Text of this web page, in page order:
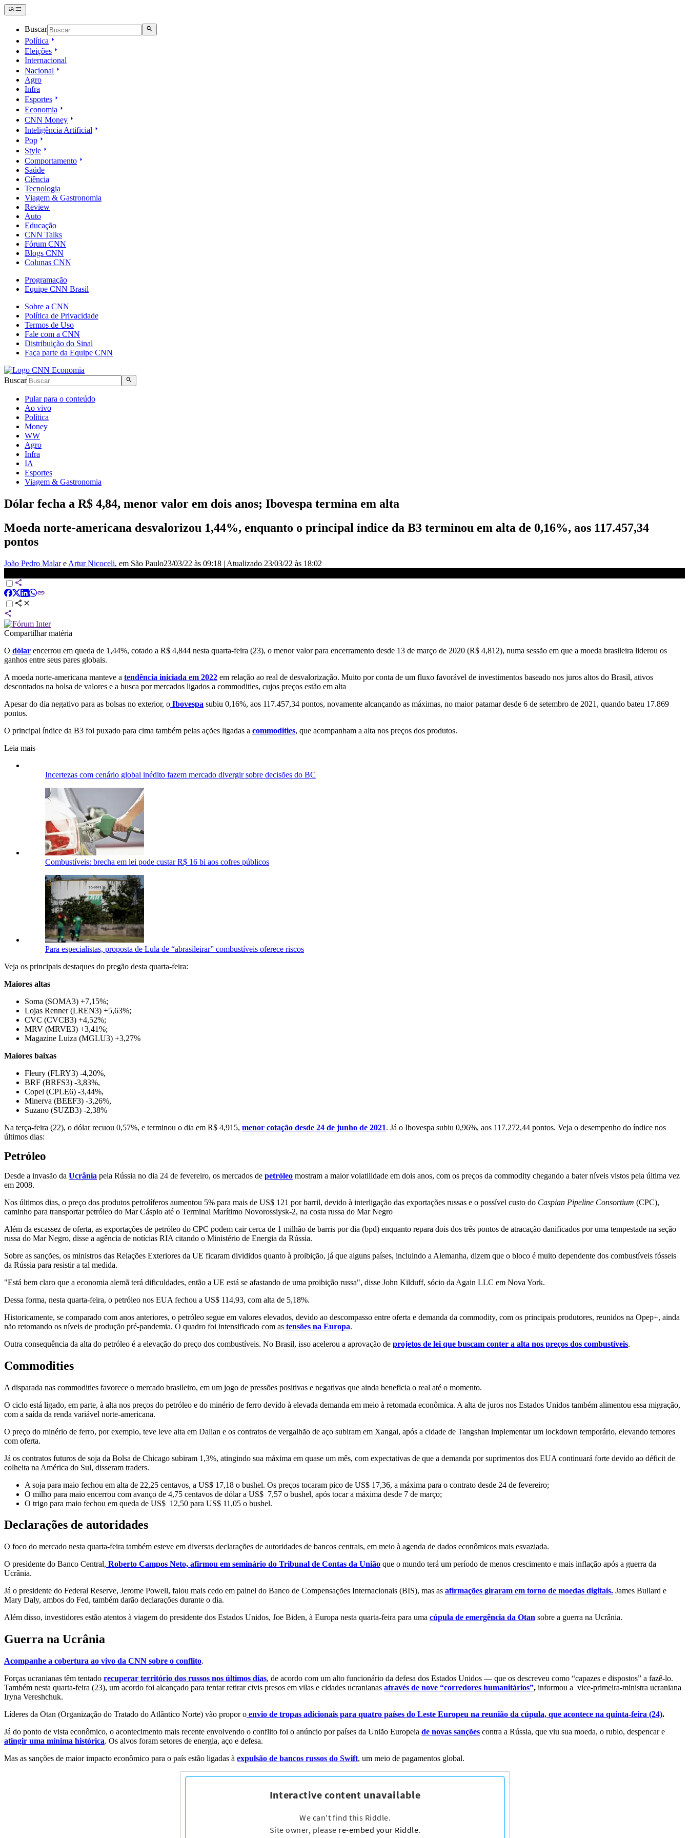
Buscar
Política
Eleições
Internacional
Nacional
Agro
Infra
Esportes
Economia
CNN Money
Inteligência Artificial
Pop
Style
Comportamento
Saúde
Ciência
Tecnologia
Viagem & Gastronomia
Review
Auto
Educação
CNN Talks
Fórum CNN
Blogs CNN
Colunas CNN
Programação
Equipe CNN Brasil
Sobre a CNN
Política de Privacidade
Termos de Uso
Fale com a CNN
Distribuição do Sinal
Faça parte da Equipe CNN
Buscar
Pular para o conteúdo
Ao vivo
Política
Money
WW
Agro
Infra
IA
Esportes
Viagem & Gastronomia
Dólar fecha a R$ 4,84, menor valor em dois anos; Ibovespa termina em alta
Moeda norte-americana desvalorizou 1,44%, enquanto o principal índice da B3 terminou em alta de 0,16%, aos 117.457,34
pontos
João Pedro Malare Artur Nicoceli, em São Paulo23/03/22 às 09:18 | Atualizado 23/03/22 às 18:02
Compartilhar matéria
O dólar encerrou em queda de 1,44%, cotado a R$ 4,844 nesta quarta-feira (23), o menor valor para encerramento desde 13 de março de 2020 (R$ 4,812), numa sessão em que a moeda brasileira liderou os
ganhos entre seus pares globais.
A moeda norte-americana manteve a tendência iniciada em 2022 em relação ao real de desvalorização. Muito por conta de um fluxo favorável de investimentos baseado nos juros altos do Brasil, ativos
descontados na bolsa de valores e a busca por mercados ligados a commodities, cujos preços estão em alta
Apesar do dia negativo para as bolsas no exterior, o Ibovespa subiu 0,16%, aos 117.457,34 pontos, novamente alcançando as máximas, no maior patamar desde 6 de setembro de 2021, quando bateu 17.869
pontos.
O principal índice da B3 foi puxado para cima também pelas ações ligadas a commodities, que acompanham a alta nos preços dos produtos.
Leia mais
Incertezas com cenário global inédito fazem mercado divergir sobre decisões do BC
Combustíveis: brecha em lei pode custar R$ 16 bi aos cofres públicos
Para especialistas, proposta de Lula de “abrasileirar” combustíveis oferece riscos
Veja os principais destaques do pregão desta quarta-feira:
Maiores altas
Soma (SOMA3) +7,15%;
Lojas Renner (LREN3) +5,63%;
CVC (CVCB3) +4,52%;
MRV (MRVE3) +3,41%;
Magazine Luiza (MGLU3) +3,27%
Maiores baixas
Fleury (FLRY3) -4,20%,
BRF (BRFS3) -3,83%,
Copel (CPLE6) -3,44%,
Minerva (BEEF3) -3,26%,
Suzano (SUZB3) -2,38%
Na terça-feira (22), o dólar recuou 0,57%, e terminou o dia em R$ 4,915, menor cotação desde 24 de junho de 2021. Já o Ibovespa subiu 0,96%, aos 117.272,44 pontos. Veja o desempenho do índice nos
últimos dias:
Petróleo
Desde a invasão da Ucrânia pela Rússia no dia 24 de fevereiro, os mercados de petróleo mostram a maior volatilidade em dois anos, com os preços da commodity chegando a bater níveis vistos pela última vez
em 2008.
Nos últimos dias, o preço dos produtos petrolíferos aumentou 5% para mais de US$ 121 por barril, devido à interligação das exportações russas e o possível custo do Caspian Pipeline Consortium (CPC),
caminho para transportar petróleo do Mar Cáspio até o Terminal Marítimo Novorossiysk-2, na costa russa do Mar Negro
Além da escassez de oferta, as exportações de petróleo do CPC podem cair cerca de 1 milhão de barris por dia (bpd) enquanto repara dois dos três pontos de atracação danificados por uma tempestade na seção
russa do Mar Negro, disse a agência de notícias RIA citando o Ministério de Energia da Rússia.
Sobre as sanções, os ministros das Relações Exteriores da UE ficaram divididos quanto à proibição, já que alguns países, incluindo a Alemanha, dizem que o bloco é muito dependente dos combustíveis fósseis
da Rússia para resistir a tal medida.
"Está bem claro que a economia alemã terá dificuldades, então a UE está se afastando de uma proibição russa", disse John Kilduff, sócio da Again LLC em Nova York.
Dessa forma, nesta quarta-feira, o petróleo nos EUA fechou a US$ 114,93, com alta de 5,18%.
Historicamente, se comparado com anos anteriores, o petróleo segue em valores elevados, devido ao descompasso entre oferta e demanda da commodity, com os principais produtores, reunidos na Opep+, ainda
não retomando os níveis de produção pré-pandemia. O quadro foi intensificado com as tensões na Europa.
Outra consequência da alta do petróleo é a elevação do preço dos combustíveis. No Brasil, isso acelerou a aprovação de projetos de lei que buscam conter a alta nos preços dos combustíveis.
Commodities
A disparada nas commodities favorece o mercado brasileiro, em um jogo de pressões positivas e negativas que ainda beneficia o real até o momento.
O ciclo está ligado, em parte, à alta nos preços do petróleo e do minério de ferro devido à elevada demanda em meio à retomada econômica. A alta de juros nos Estados Unidos também alimentou essa migração,
com a saída da renda variável norte-americana.
O preço do minério de ferro, por exemplo, teve leve alta em Dalian e os contratos de vergalhão de aço subiram em Xangai, após a cidade de Tangshan implementar um lockdown temporário, elevando temores
com oferta.
Já os contratos futuros de soja da Bolsa de Chicago subiram 1,3%, atingindo sua máxima em quase um mês, com expectativas de que a demanda por suprimentos dos EUA continuará forte devido ao déficit de
colheita na América do Sul, disseram traders.
A soja para maio fechou em alta de 22,25 centavos, a US$ 17,18 o bushel. Os preços tocaram pico de US$ 17,36, a máxima para o contrato desde 24 de fevereiro;
O milho para maio encerrou com avanço de 4,75 centavos de dólar a US$ 7,57 o bushel, após tocar a máxima desde 7 de março;
O trigo para maio fechou em queda de US$ 12,50 para US$ 11,05 o bushel.
Declarações de autoridades
O foco do mercado nesta quarta-feira também esteve em diversas declarações de autoridades de bancos centrais, em meio à agenda de dados econômicos mais esvaziada.
O presidente do Banco Central, Roberto Campos Neto, afirmou em seminário do Tribunal de Contas da União que o mundo terá um período de menos crescimento e mais inflação após a guerra da
Ucrânia.
Já o presidente do Federal Reserve, Jerome Powell, falou mais cedo em painel do Banco de Compensações Internacionais (BIS), mas as afirmações giraram em torno de moedas digitais. James Bullard e
Mary Daly, ambos do Fed, também darão declarações durante o dia.
Além disso, investidores estão atentos à viagem do presidente dos Estados Unidos, Joe Biden, à Europa nesta quarta-feira para uma cúpula de emergência da Otan sobre a guerra na Ucrânia.
Guerra na Ucrânia
Acompanhe a cobertura ao vivo da CNN sobre o conflito.
Forças ucranianas têm tentado recuperar território dos russos nos últimos dias, de acordo com um alto funcionário da defesa dos Estados Unidos — que os descreveu como “capazes e dispostos” a fazê-lo.
Também nesta quarta-feira (23), um acordo foi alcançado para tentar retirar civis presos em vilas e cidades ucranianas através de nove “corredores humanitários”, informou a vice-primeira-ministra ucraniana
Iryna Vereshchuk.
Líderes da Otan (Organização do Tratado do Atlântico Norte) vão propor o envio de tropas adicionais para quatro países do Leste Europeu na reunião da cúpula, que acontece na quinta-feira (24).
Já do ponto de vista econômico, o acontecimento mais recente envolvendo o conflito foi o anúncio por países da União Europeia de novas sanções contra a Rússia, que viu sua moeda, o rublo, despencar e
atingir uma mínima histórica. Os alvos foram setores de energia, aço e defesa.
Mas as sanções de maior impacto econômico para o país estão ligadas à expulsão de bancos russos do Swift, um meio de pagamentos global.